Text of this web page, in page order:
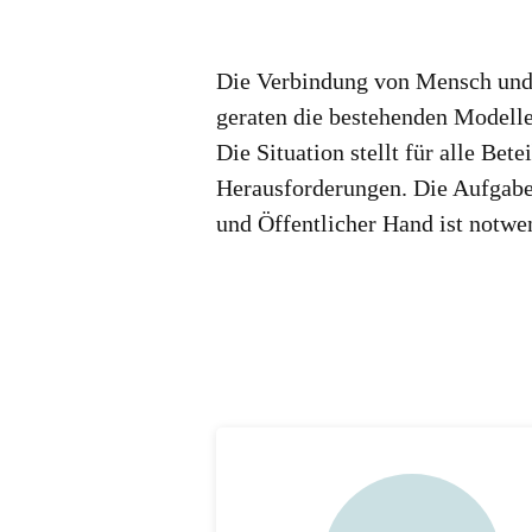
Die Verbindung von Mensch
geraten die bestehenden
Die Situation stellt für alle
Herausforderungen. Die
und Öffentlicher Hand ist